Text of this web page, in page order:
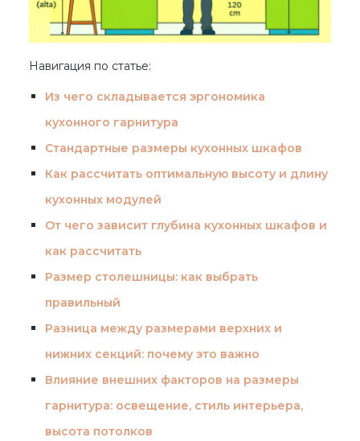
Навигация по статье:
Из чего складывается эргономика
кухонного гарнитура
Стандартные размеры кухонных шкафов
Как рассчитать оптимальную высоту и длину
кухонных модулей
От чего зависит глубина кухонных шкафов и
как рассчитать
Размер столешницы: как выбрать
правильный
Разница между размерами верхних и
нижних секций: почему это важно
Влияние внешних факторов на размеры
гарнитура: освещение, стиль интерьера,
высота потолков